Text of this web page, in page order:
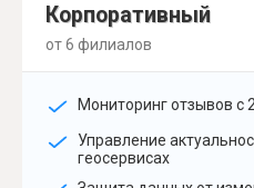
Корпоративный
от 6 филиалов
Мониторинг отзывов с
Управление
геосервисах